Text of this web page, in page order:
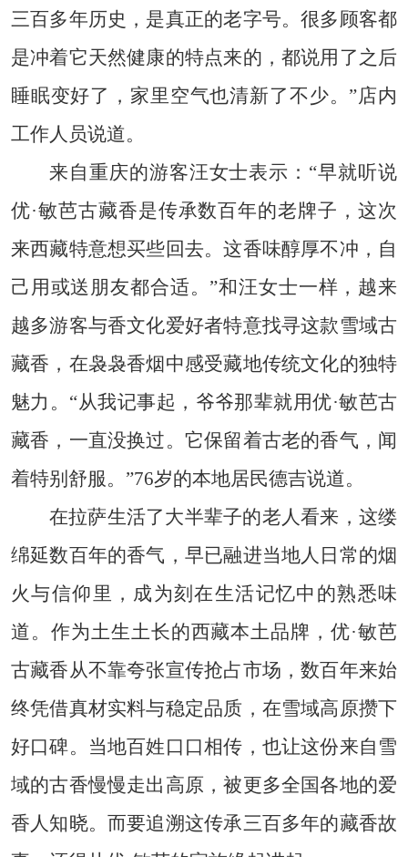
三百多年历史，是真正的老字号。很多顾客都
是冲着它天然健康的特点来的，都说用了之后
睡眠变好了，家里空气也清新了不少。”店内
工作人员说道。
来自重庆的游客汪女士表示：“早就听说
优·敏芭古藏香是传承数百年的老牌子，这次
来西藏特意想买些回去。这香味醇厚不冲，自
己用或送朋友都合适。”和汪女士一样，越来
越多游客与香文化爱好者特意找寻这款雪域古
藏香，在袅袅香烟中感受藏地传统文化的独特
魅力。“从我记事起，爷爷那辈就用优·敏芭古
藏香，一直没换过。它保留着古老的香气，闻
着特别舒服。”76岁的本地居民德吉说道。
在拉萨生活了大半辈子的老人看来，这缕
绵延数百年的香气，早已融进当地人日常的烟
火与信仰里，成为刻在生活记忆中的熟悉味
道。作为土生土长的西藏本土品牌，优·敏芭
古藏香从不靠夸张宣传抢占市场，数百年来始
终凭借真材实料与稳定品质，在雪域高原攒下
好口碑。当地百姓口口相传，也让这份来自雪
域的古香慢慢走出高原，被更多全国各地的爱
香人知晓。而要追溯这传承三百多年的藏香故